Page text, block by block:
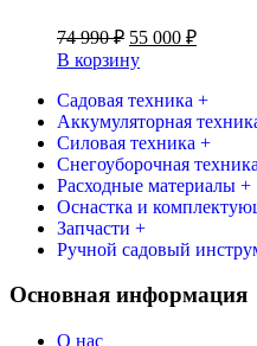
74 990₽ Первоначальная
цена
составляла
74
990 ₽.
55 000 ₽Текущая
000 ₽.
В корзину
Садовая техника +
Аккумуляторная
Силовая техника +
Снегоуборочная
Расходные материалы +
Оснастка и
Запчасти +
Ручной садовый
Основная информация
О нас